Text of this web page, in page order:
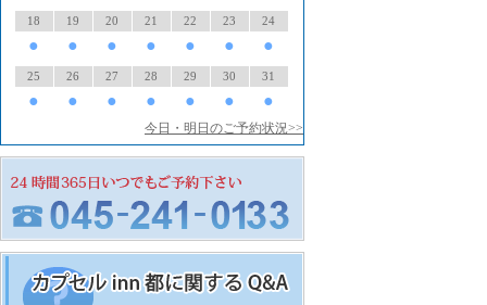
18
●
19
●
20
●
21
●
22
●
23
●
24
●
25
●
26
●
27
●
28
●
29
●
30
●
31
●
今日・明日のご予約状況>>